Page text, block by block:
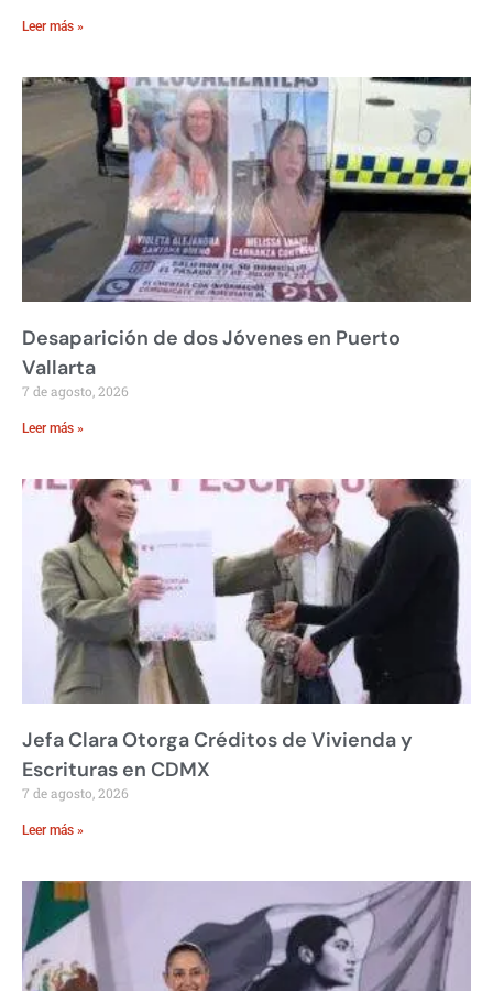
Leer más »
Desaparición de dos Jóvenes en Puerto
Vallarta
7 de agosto, 2026
Leer más »
Jefa Clara Otorga Créditos de Vivienda y
Escrituras en CDMX
7 de agosto, 2026
Leer más »